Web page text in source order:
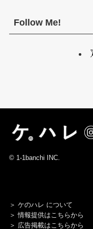
Follow Me!
©1-1banchi INC.
＞ ケのハレ について
＞情報提供はこちらから
＞ 広告掲載はこちらから